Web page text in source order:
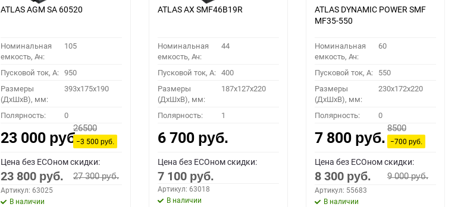
ATLAS AGM SA 60520
Номинальная
емкость, Ач:
105
Пусковой ток, A: 950
Размеры
(ДхШхВ), мм:
393x175x190
Полярность: 0
23 000 руб.
26500
−3 500руб.
Цена без ECOном скидки:
23 800 руб. 27 300руб.
Артикул: 63025
В наличии
ATLAS AX SMF46B19R
Номинальная
емкость, Ач:
44
Пусковой ток, A: 400
Размеры
(ДхШхВ), мм:
187x127x220
Полярность: 1
6 700 руб.
Цена без ECOном скидки:
7 100 руб.
Артикул: 63018
В наличии
ATLAS DYNAMIC POWER SMF
MF35-550
Номинальная
емкость, Ач:
60
Пусковой ток, A: 550
Размеры
(ДхШхВ), мм:
230x172x220
Полярность: 0
7 800 руб.
8500
−700руб.
Цена без ECOном скидки:
8 300 руб. 9 000руб.
Артикул: 55683
В наличии